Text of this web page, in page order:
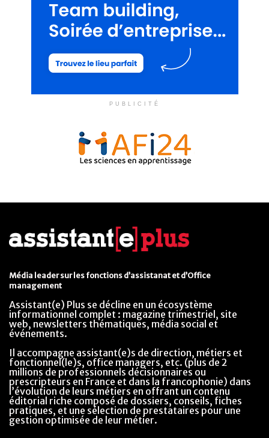
PUBLICITÉ
Média leader sur les fonctions d’assistanat et d’Office
management
Assistant(e) Plus se décline en un écosystème
informationnel complet : magazine trimestriel, site
web, newsletters thématiques, média social et
événements.
Il accompagne assistant(e)s de direction, métiers et
fonctionnel(le)s, office managers, etc. (plus de 2
millions de professionnels décisionnaires ou
prescripteurs en France et dans la francophonie) dans
l’évolution de leurs métiers en offrant un contenu
éditorial riche composé de dossiers, conseils, fiches
pratiques, et une sélection de prestataires pour une
gestion optimisée de leur métier.